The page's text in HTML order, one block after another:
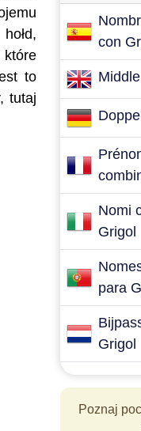
które
to
tutaj
con
Nomi
Grigol
para
Grigol
Poznaj